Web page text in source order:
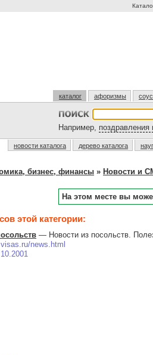
каталог афоризмы
Например, поздравления
новости каталога дерево каталога
бизнес, финансы » Новости и
На этом месте вы
этой категории:
— Новости из посольств.
news.html